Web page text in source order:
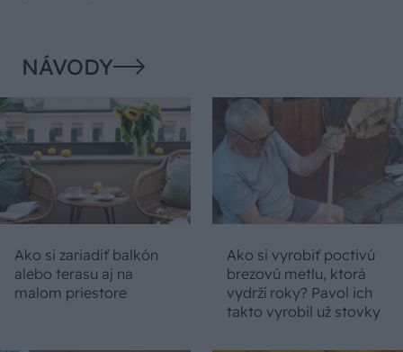
NÁVODY
Ako si zariadiť balkón
alebo terasu aj na
malom priestore
Ako si vyrobiť poctivú
brezovú metlu, ktorá
vydrží roky? Pavol ich
takto vyrobil už stovky